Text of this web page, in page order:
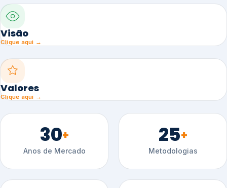
Visão
Clique aqui →
Valores
Clique aqui →
30+
Anos de Mercado
25+
Metodologias